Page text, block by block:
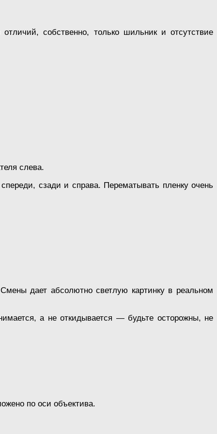
собственно, только шильник и отсутствие
слева.
сзади и справа. Перематывать пленку очень
дает абсолютно светлую картинку в реальном
а не откидывается — будьте осторожны, не
по оси объектива.